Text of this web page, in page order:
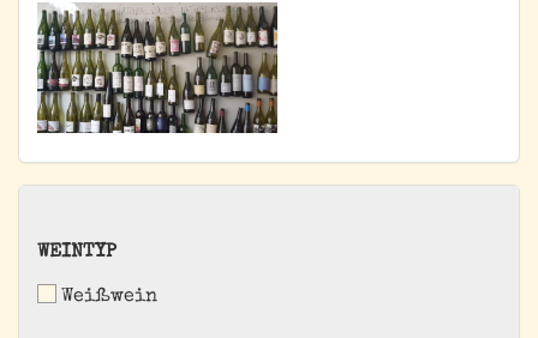
WEINTYP
WEINTYP
Weißwein